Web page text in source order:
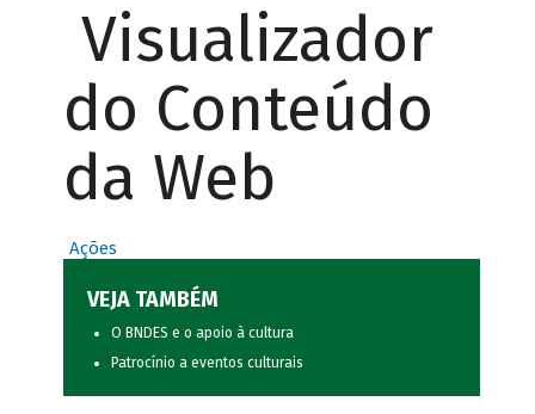
Visualizador
do Conteúdo
da Web
Ações
VEJA TAMBÉM
O BNDES e o apoio à cultura
Patrocínio a eventos culturais